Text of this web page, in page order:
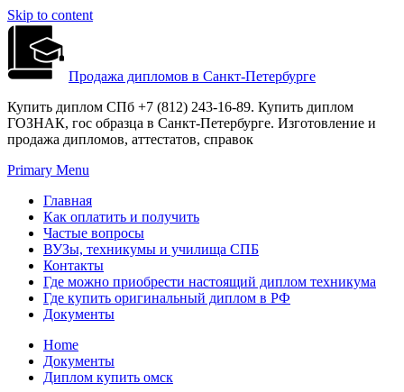
Skip to content
Продажа дипломов в Санкт-Петербурге
Купить диплом СПб +7 (812) 243-16-89. Купить диплом
ГОЗНАК, гос образца в Санкт-Петербурге. Изготовление и
продажа дипломов, аттестатов, справок
Primary Menu
Главная
Как оплатить и получить
Частые вопросы
ВУЗы, техникумы и училища СПБ
Контакты
Где можно приобрести настоящий диплом техникума
Где купить оригинальный диплом в РФ
Документы
Home
Документы
Диплом купить омск